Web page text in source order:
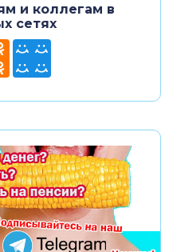
и коллегам в
сетях